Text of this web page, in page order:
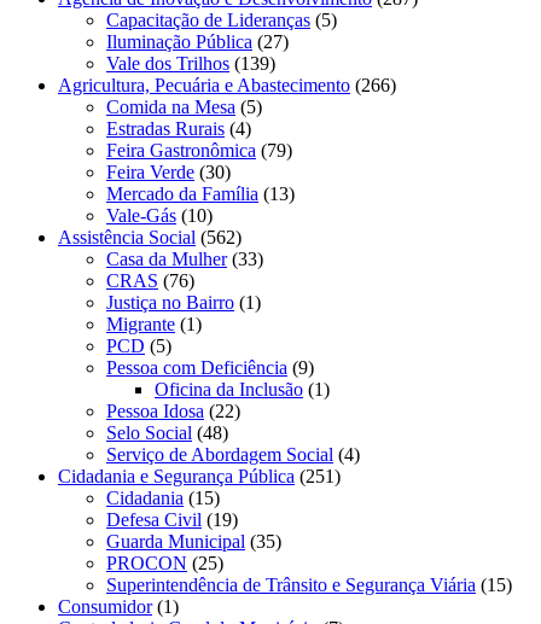
Capacitação de Lideranças (5)
Iluminação Pública (27)
Vale dos Trilhos (139)
Agricultura, Pecuária e Abastecimento (266)
Comida na Mesa (5)
Estradas Rurais (4)
Feira Gastronômica (79)
Feira Verde (30)
Mercado da Família (13)
Vale-Gás (10)
Assistência Social (562)
Casa da Mulher(33)
CRAS (76)
Justiça no Bairro (1)
Migrante (1)
PCD (5)
Pessoa com Deficiência (9)
Oficina da Inclusão (1)
Pessoa Idosa (22)
Selo Social (48)
Serviço de Abordagem Social (4)
Cidadania e Segurança Pública (251)
Cidadania (15)
Defesa Civil (19)
Guarda Municipal (35)
PROCON (25)
Superintendência de Trânsito e Segurança Viária (15)
Consumidor(1)